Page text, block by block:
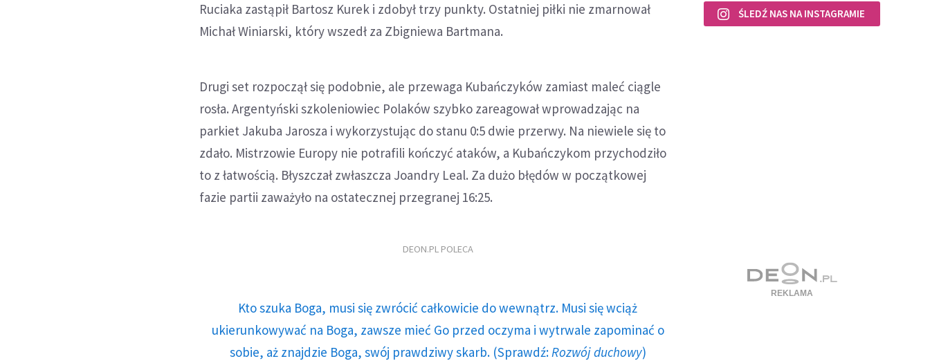
Ruciaka zastąpił Bartosz Kurek i zdobył trzy punkty. Ostatniej piłki nie zmarnował
Michał Winiarski, który wszedł za Zbigniewa Bartmana.
Drugi set rozpoczął się podobnie, ale przewaga Kubańczyków zamiast maleć ciągle
rosła. Argentyński szkoleniowiec Polaków szybko zareagował wprowadzając na
parkiet Jakuba Jarosza i wykorzystując do stanu 0:5 dwie przerwy. Na niewiele się to
zdało. Mistrzowie Europy nie potrafili kończyć ataków, a Kubańczykom przychodziło
to z łatwością. Błyszczał zwłaszcza Joandry Leal. Za dużo błędów w początkowej
fazie partii zaważyło na ostatecznej przegranej 16:25.
DEON.PL POLECA
Kto szuka Boga, musi się zwrócić całkowicie do wewnątrz. Musi się wciąż
ukierunkowywać na Boga, zawsze mieć Go przed oczyma i wytrwale zapominać o
sobie, aż znajdzie Boga, swój prawdziwy skarb. (Sprawdź:Rozwój duchowy)
ŚLEDŹ NAS NA INSTAGRAMIE